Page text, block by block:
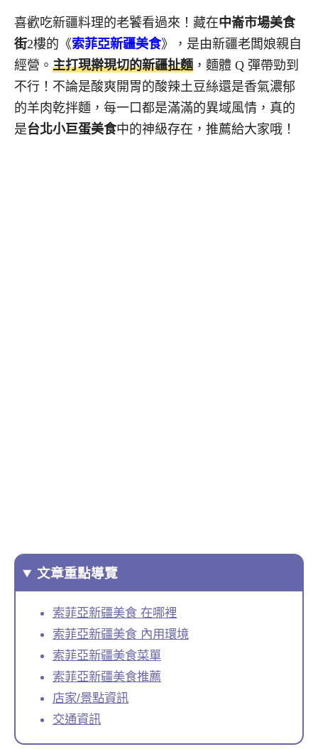
喜歡吃新疆料理的老饕看過來！藏在中崙市場美食
街2樓的《索菲亞新疆美食》，是由新疆老闆娘親自
經營。 主打現擀現切的新疆扯麵 ，麵體 Q 彈帶勁到
不行！不論是酸爽開胃的酸辣土豆絲還是香氣濃郁
的羊肉乾拌麵，每一口都是滿滿的異域風情，真的
是台北小巨蛋美食中的神級存在，推薦給大家哦！
文章重點導覽
索菲亞新疆美食 在哪裡
索菲亞新疆美食 內用環境
索菲亞新疆美食菜單
索菲亞新疆美食推薦
店家/景點資訊
交通資訊